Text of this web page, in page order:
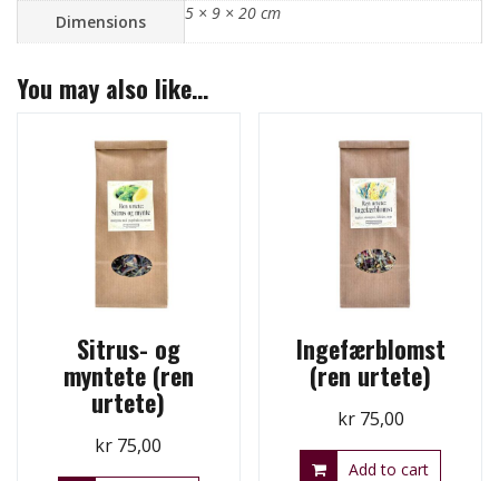
Dimensions 5 × 9 × 20 cm
You may also like…
Sitrus- og
myntete (ren
urtete)
kr 75,00
Ingefærblomst
(ren urtete)
kr75,00
Add to cart